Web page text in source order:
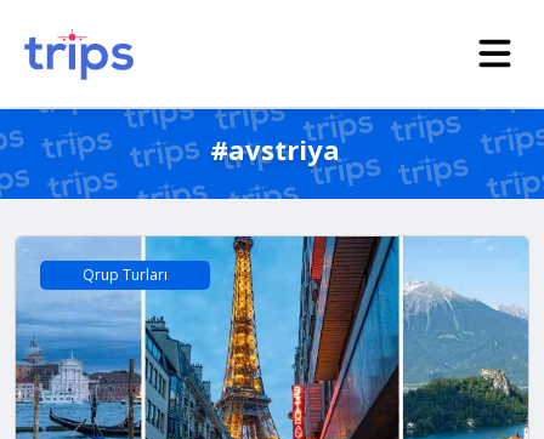
#avstriya
Qrup Turları